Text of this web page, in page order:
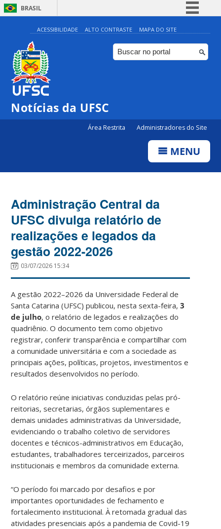
BRASIL
Simplifique!
Comunica BR
Participe
ACESSIBILIDADE ALTO CONTRASTE MAPA DO SITE
Notícias da UFSC
Área Restrita Administradores do Site
MENU
Administração Central da
UFSC divulga relatório de
realizações e legados da
gestão 2022-2026
03/07/2026 15:34
A gestão 2022–2026 da Universidade Federal de
Santa Catarina (UFSC) publicou, nesta sexta-feira,3
de julho, o relatório de legados e realizações do
quadriênio. O documento tem como objetivo
registrar, conferir transparência e compartilhar com
a comunidade universitária e com a sociedade as
principais ações, políticas, projetos, investimentos e
resultados desenvolvidos no período.
O relatório reúne iniciativas conduzidas pelas pró-
reitorias, secretarias, órgãos suplementares e
demais unidades administrativas da Universidade,
evidenciando o trabalho coletivo de servidores
docentes e técnicos-administrativos em Educação,
estudantes, trabalhadores terceirizados, parceiros
institucionais e membros da comunidade externa.
“O período foi marcado por desafios e por
importantes oportunidades de fechamento e
fortalecimento institucional. À retomada gradual das
atividades presenciais após a pandemia de Covid-19